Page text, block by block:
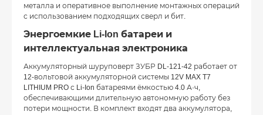
металла и оперативное выполнение монтажных операций
с использованием подходящих сверл и бит.
Энергоемкие Li-Ion батареи и
интеллектуальная электроника
Аккумуляторный шуруповерт ЗУБР DL-121-42 работает от
12-вольтовой аккумуляторной системы 12V MAX T7
LITHIUM PRO с Li-Ion батареями ёмкостью 4.0 А·ч,
обеспечивающими длительную автономную работу без
потери мощности. В комплект входят два аккумулятора,